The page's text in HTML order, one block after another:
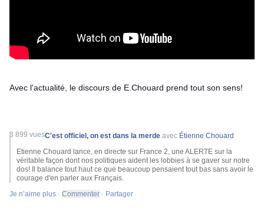
Avec l'actualité, le discours de E.Chouard prend tout son sens!
3 899 vuesC'est officiel, on est dans la merde avec Étienne Chouard
Etienne Chouard lance, en directe sur France 2, une ALERTE sur la
véritable façon dont nos politiques aident les lobbies à se gaver sur notre
dos! Il balance tout haut ce que beaucoup pensaient tout bas sans avoir le
courage d'en parler aux Français.
Je n’aime plus · · Partager